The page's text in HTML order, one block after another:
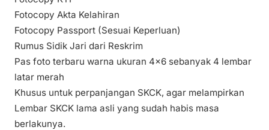
Fotocopy Akta Kelahiran
Fotocopy Passport (Sesuai Keperluan)
Rumus Sidik Jari dari Reskrim
Pas foto terbaru warna ukuran 4×6 sebanyak 4 lembar
latar merah
Khusus untuk perpanjangan SKCK, agar melampirkan
Lembar SKCK lama asli yang sudah habis masa
berlakunya.